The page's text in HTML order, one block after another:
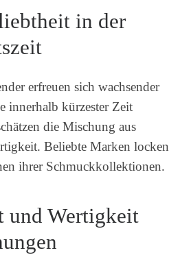
in der
erfreuen sich wachsender
innerhalb kürzester Zeit
die Mischung aus
Beliebte Marken locken
ihrer Schmuckkollektionen.
und Wertigkeit